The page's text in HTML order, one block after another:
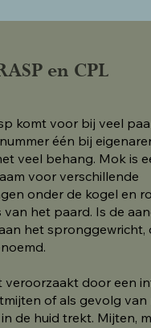
en CPL
komt voor bij veel
één bij
veel behang. Mok is
voor verschillende
onder de kogel en
het paard. Is de
het spronggewricht,
veroorzaakt door een
of als gevolg
de huid trekt. Mijten,